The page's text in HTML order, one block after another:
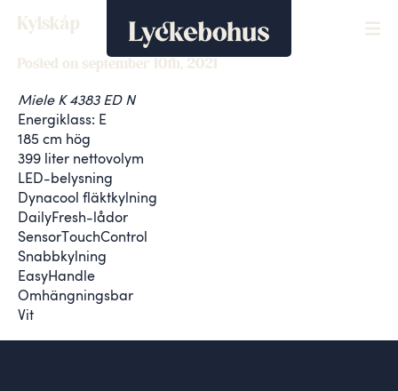
Kylskåp
Posted on september 10th, 2021
Miele K 4383 ED N
Energiklass: E
185 cm hög
399 liter nettovolym
LED-belysning
Dynacool fläktkylning
DailyFresh-lådor
SensorTouchControl
Snabbkylning
EasyHandle
Omhängningsbar
Vit